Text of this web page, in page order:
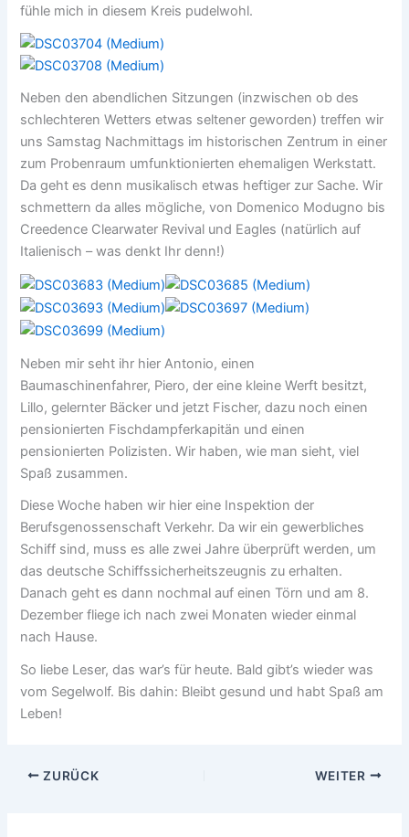
fühle mich in diesem Kreis pudelwohl.
Neben den abendlichen Sitzungen (inzwischen ob des
schlechteren Wetters etwas seltener geworden) treffen wir
uns Samstag Nachmittags im historischen Zentrum in einer
zum Probenraum umfunktionierten ehemaligen Werkstatt.
Da geht es denn musikalisch etwas heftiger zur Sache. Wir
schmettern da alles mögliche, von Domenico Modugno bis
Creedence Clearwater Revival und Eagles (natürlich auf
Italienisch – was denkt Ihr denn!)
Neben mir seht ihr hier Antonio, einen
Baumaschinenfahrer, Piero, der eine kleine Werft besitzt,
Lillo, gelernter Bäcker und jetzt Fischer, dazu noch einen
pensionierten Fischdampferkapitän und einen
pensionierten Polizisten. Wir haben, wie man sieht, viel
Spaß zusammen.
Diese Woche haben wir hier eine Inspektion der
Berufsgenossenschaft Verkehr. Da wir ein gewerbliches
Schiff sind, muss es alle zwei Jahre überprüft werden, um
das deutsche Schiffssicherheitszeugnis zu erhalten.
Danach geht es dann nochmal auf einen Törn und am 8.
Dezember fliege ich nach zwei Monaten wieder einmal
nach Hause.
So liebe Leser, das war’s für heute. Bald gibt’s wieder was
vom Segelwolf. Bis dahin: Bleibt gesund und habt Spaß am
Leben!
ZURÜCK WEITER